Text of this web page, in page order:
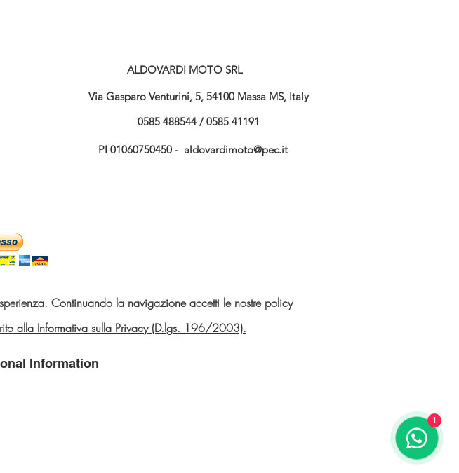
ALDOVARDI MOTO SRL
Via Gasparo Venturini, 5, 54100 Massa MS, Italy
0585 488544 / 0585 41191
PI 01060750450 - aldovardimoto@pec.it
Continuando la navigazione accetti le nostre policy
alla Informativa sulla Privacy (D.lgs. 196/2003).
Information
1